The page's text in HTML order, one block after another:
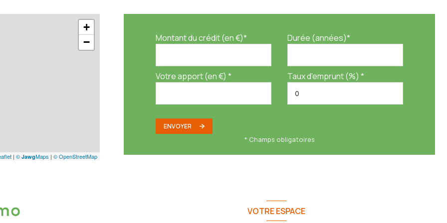
+
−
| © JawgMaps | © OpenStreetMap
Montant du crédit (en €)* Durée (années)*
Votre apport (en €) * Taux d'emprunt (%) *
ENVOYER
* Champs obligatoires
VOTRE ESPACE